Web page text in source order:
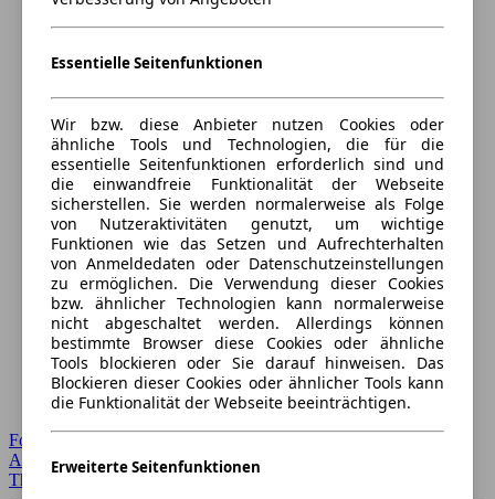
Forum Startseite
Alle Auto-Foren
Themen-Forum
Essentielle Seitenfunktionen
Wir bzw. diese Anbieter nutzen Cookies oder
ähnliche Tools und Technologien, die für die
essentielle Seitenfunktionen erforderlich sind und
die einwandfreie Funktionalität der Webseite
sicherstellen. Sie werden normalerweise als Folge
von Nutzeraktivitäten genutzt, um wichtige
Funktionen wie das Setzen und Aufrechterhalten
von Anmeldedaten oder Datenschutzeinstellungen
zu ermöglichen. Die Verwendung dieser Cookies
bzw. ähnlicher Technologien kann normalerweise
nicht abgeschaltet werden. Allerdings können
bestimmte Browser diese Cookies oder ähnliche
Tools blockieren oder Sie darauf hinweisen. Das
Blockieren dieser Cookies oder ähnlicher Tools kann
die Funktionalität der Webseite beeinträchtigen.
Erweiterte Seitenfunktionen